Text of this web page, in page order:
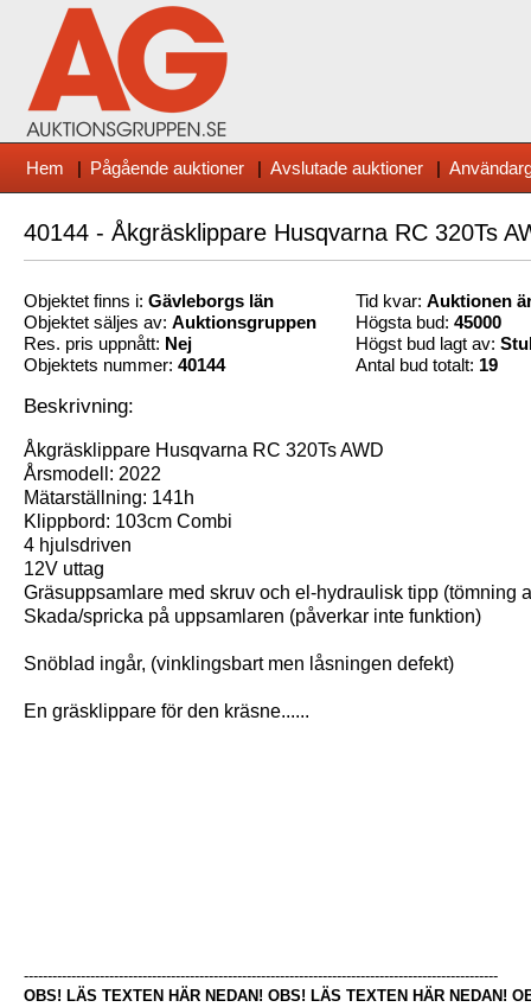
Hem | Pågående auktioner | Avslutade auktioner |
40144 - Åkgräsklippare Husqvarna RC 320Ts
Objektet finns i: Gävleborgs län
Objektet säljes av: Auktionsgruppen
Res. pris uppnått: Nej
Objektets nummer: 40144
Tid kvar: Auktionen
Högsta bud: 45000
Högst bud lagt av:
Antal bud totalt: 19
Beskrivning:
Åkgräsklippare Husqvarna RC 320Ts AWD
Årsmodell: 2022
Mätarställning: 141h
Klippbord: 103cm Combi
4 hjulsdriven
12V uttag
Gräsuppsamlare med skruv och el-hydraulisk tipp (tömning
Skada/spricka på uppsamlaren (påverkar inte funktion)
Snöblad ingår, (vinklingsbart men låsningen defekt)
En gräsklippare för den kräsne......
----------------------------------------------------------------------------------------------------
OBS! LÄS TEXTEN HÄR NEDAN! OBS! LÄS TEXTEN HÄR NEDAN!